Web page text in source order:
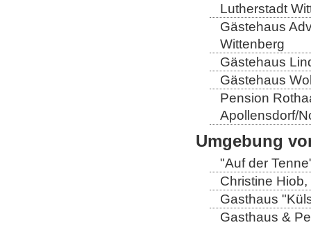
Lutherstadt
Gästehaus
Wittenberg
Gästehaus
Gästehaus
Pension
Apollensdorf/
Umgebung
"Auf der
Christine
Gasthaus
Gasthaus &